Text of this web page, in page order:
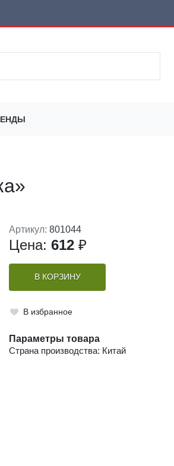
Артикул: 801044
Цена: 612 ₽
В КОРЗИНУ
В избранное
Параметры товара
Страна производства: Китай